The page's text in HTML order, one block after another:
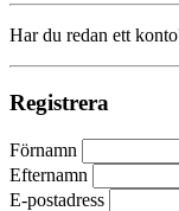
Har du redan ett
Registrera
Förnamn
Efternamn
E-postadress